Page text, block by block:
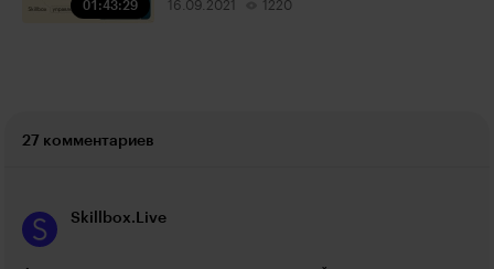
01:43:29 16.09.2021 1220
27 комментариев
Skillbox.Live